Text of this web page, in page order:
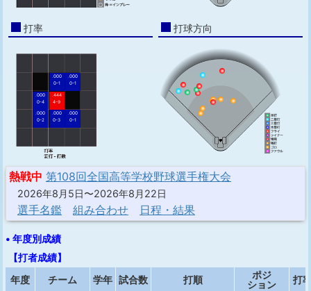
打率
.000
0-1
.000
0-1
.000
0-4
.444
4-9
.000
0-2
.000
0-3
.000
0-1
打球方向
熱戦中 第108回全国高等学校野球選手権大会
2026年8月5日〜2026年8月22日
選手名鑑 組み合わせ 日程・結果
• 年度別成績
【打者成績】
年度
チーム 学年 試合数 打順
ポジ
ション
打